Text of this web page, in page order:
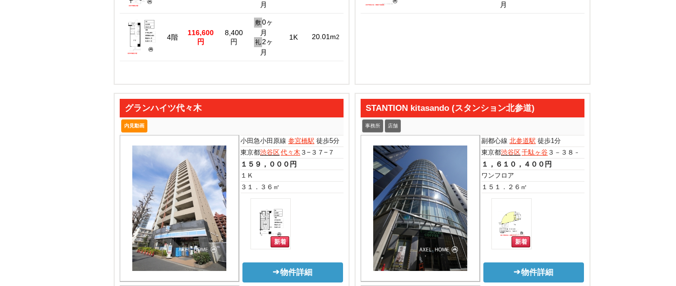
月
4階
116,600
円
8,400
円
敷0ヶ
月
礼2ヶ
月
1K 20.01m2
月
グランハイツ代々木
内見動画
小田急小田原線 参宮橋駅 徒歩5分
東京都渋谷区代々木 ３−３７−７
１５９，０００円
１Ｋ
３１．３６㎡
物件詳細
STANTION kitasando (スタンション北参道)
事務所 店舗
副都心線 北参道駅 徒歩1分
東京都渋谷区千駄ヶ谷 ３－３８－１４
１，６１０，４００円
ワンフロア
１５１．２６㎡
物件詳細